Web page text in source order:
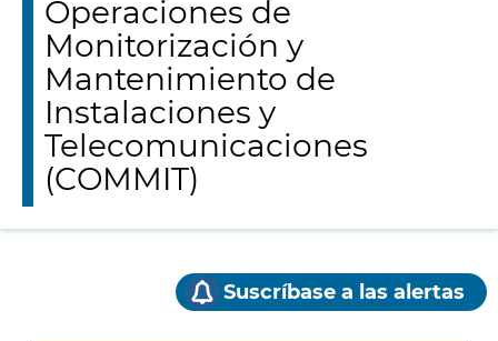
Operaciones de
Monitorización y
Mantenimiento de
Instalaciones y
Telecomunicaciones
(COMMIT)
Suscríbase a las alertas